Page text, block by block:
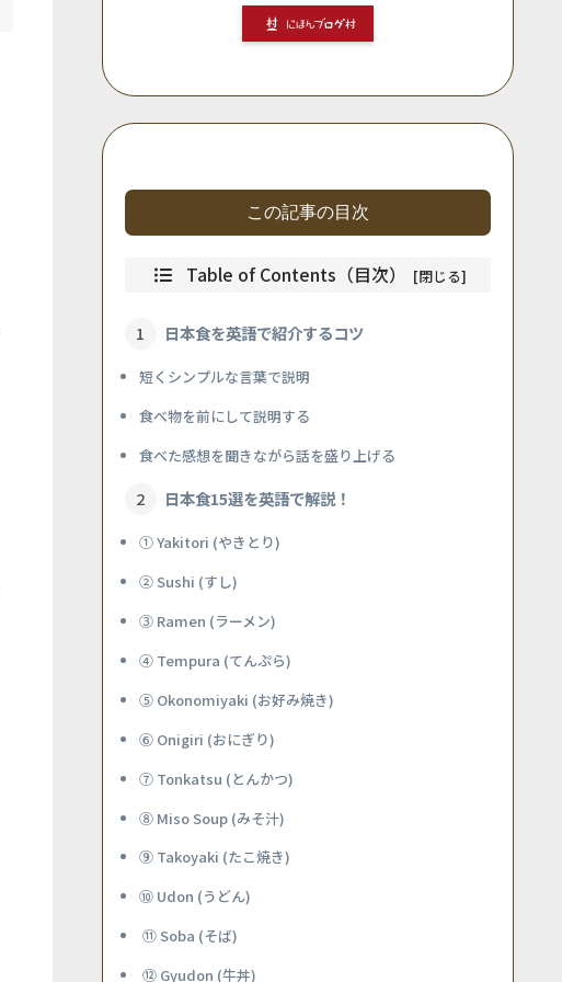
この記事の目次
Table of Contents（目次）
日本食を英語で紹介するコツ
短くシンプルな言葉で説明
食べ物を前にして説明する
食べた感想を聞きながら話を盛り上げる
日本食15選を英語で解説！
① Yakitori (やきとり)
② Sushi (すし)
③ Ramen (ラーメン)
④ Tempura (てんぷら)
⑤ Okonomiyaki (お好み焼き)
⑥ Onigiri (おにぎり)
⑦ Tonkatsu (とんかつ)
⑧ Miso Soup (みそ汁)
⑨ Takoyaki (たこ焼き)
⑩ Udon (うどん)
⑪ Soba (そば)
⑫ Gyudon (牛丼)